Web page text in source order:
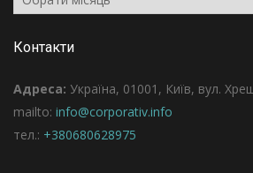
Контакти
Адреса: Україна, 01001, Київ, вул.
mailto: info@corporativ.info
тел.: +380680628975